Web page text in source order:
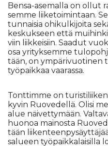
Ben­sa-ase­mal­la on ol­lut
sem­me lii­ke­toi­min­taan.
tun­nai­sia ohi­kul­ki­joi­ta
kes­kuk­seen et­tä
viin liik­kei­siin. Saa­dut
osa yri­tyk­sem­me
tään, on ym­pä­ri­vuo­ti­nen
työ­paik­kaa vaa­ras­sa.
Tont­tim­me on
ky­vin Ruo­ve­del­lä. Oli­si
alue näi­vet­ty­mään.
huo­noa mai­nos­ta
tään
sa­lu­een työ­paik­ka­lai­sil­la